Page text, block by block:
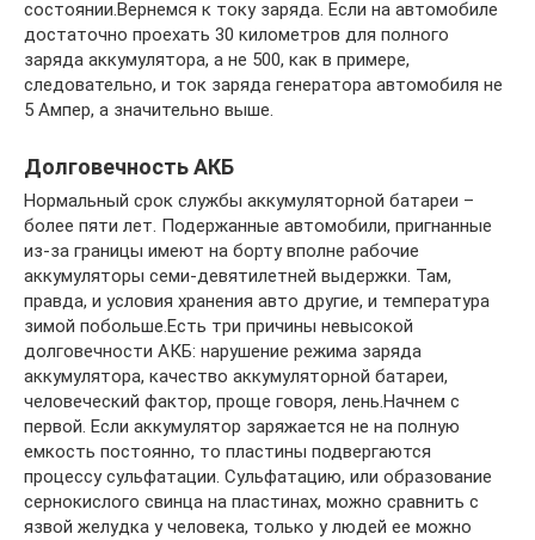
состоянии.Вернемся к току заряда. Если на автомобиле
достаточно проехать 30 километров для полного
заряда аккумулятора, а не 500, как в примере,
следовательно, и ток заряда генератора автомобиля не
5 Ампер, а значительно выше.
Долговечность АКБ
Нормальный срок службы аккумуляторной батареи –
более пяти лет. Подержанные автомобили, пригнанные
из-за границы имеют на борту вполне рабочие
аккумуляторы семи-девятилетней выдержки. Там,
правда, и условия хранения авто другие, и температура
зимой побольше.Есть три причины невысокой
долговечности АКБ: нарушение режима заряда
аккумулятора, качество аккумуляторной батареи,
человеческий фактор, проще говоря, лень.Начнем с
первой. Если аккумулятор заряжается не на полную
емкость постоянно, то пластины подвергаются
процессу сульфатации. Сульфатацию, или образование
сернокислого свинца на пластинах, можно сравнить с
язвой желудка у человека, только у людей ее можно